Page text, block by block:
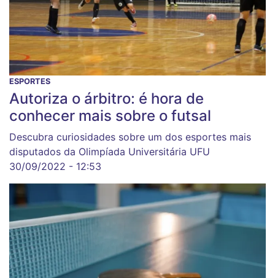
ESPORTES
Autoriza o árbitro: é hora de
conhecer mais sobre o futsal
Descubra curiosidades sobre um dos esportes mais
disputados da Olimpíada Universitária UFU
30/09/2022 - 12:53